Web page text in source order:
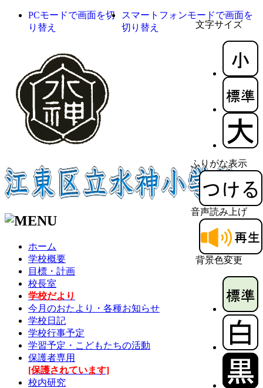
文字サイズ
ふりがな表示
音声読み上げ
背景色変更
PCモードで画面を切
り替え
スマートフォンモードで画面を
切り替え
ホーム
学校概要
目標・計画
校長室
学校だより
今月のおたより・各種お知らせ
学校日記
学校行事予定
学習予定・こどもたちの活動
保護者専用
[保護されています]
校内研究